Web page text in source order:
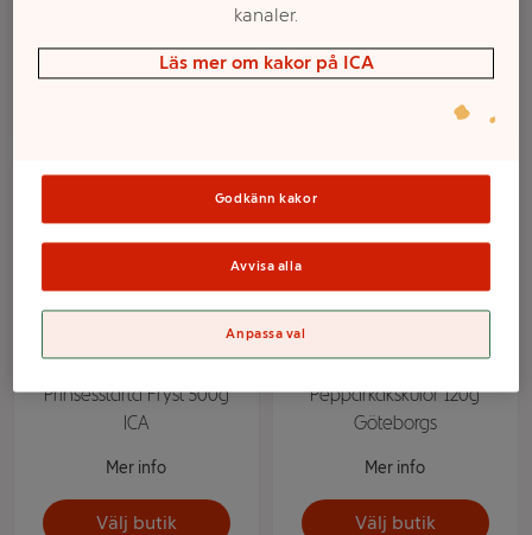
Välj butik Välj butik
Prinsesstårta Fryst 500g
ICA
Mer info
Välj butik
Pepparkakskulor 120g
Göteborgs
Mer info
Välj butik
kanaler.
Läs mer om kakor på ICA
Godkänn kakor
Avvisa alla
Anpassa val